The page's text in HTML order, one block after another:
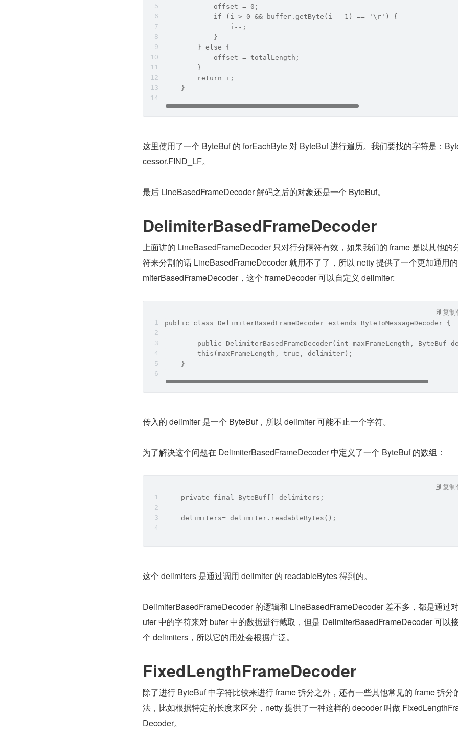
            offset = 0;
            if (i > 0 && buffer.getByte(i - 1) == '\r') {
                i--;
            }
        } else {
            offset = totalLength;
        }
        return i;
    }
这里使用了一个 ByteBuf 的 forEachByte 对 ByteBuf 进行遍历。我们要找的字符是：
cessor.FIND_LF。
最后 LineBasedFrameDecoder 解码之后的对象还是一个 ByteBuf。
DelimiterBasedFrameDecoder
上面讲的 LineBasedFrameDecoder 只对行分隔符有效，如果我们的 frame 是以其他的
符来分割的话 LineBasedFrameDecoder 就用不了了，所以 netty 提供了一个更加通用
miterBasedFrameDecoder，这个 frameDecoder 可以自定义 delimiter:
public class DelimiterBasedFrameDecoder extends ByteToMessageDecoder {
public DelimiterBasedFrameDecoder(int maxFrameLength, ByteBuf
        this(maxFrameLength, true, delimiter);
    }
复制
传入的 delimiter 是一个 ByteBuf，所以 delimiter 可能不止一个字符。
为了解决这个问题在 DelimiterBasedFrameDecoder 中定义了一个 ByteBuf 的数组：
    private final ByteBuf[] delimiters;
    delimiters= delimiter.readableBytes();
复制
这个 delimiters 是通过调用 delimiter 的 readableBytes 得到的。
DelimiterBasedFrameDecoder 的逻辑和 LineBasedFrameDecoder 差不多，都是通过
ufer 中的字符来对 bufer 中的数据进行截取，但是 DelimiterBasedFrameDecoder 可以
个 delimiters，所以它的用处会根据广泛。
FixedLengthFrameDecoder
除了进行 ByteBuf 中字符比较来进行 frame 拆分之外，还有一些其他常见的 frame 拆分
法，比如根据特定的长度来区分，netty 提供了一种这样的 decoder 叫做
Decoder。